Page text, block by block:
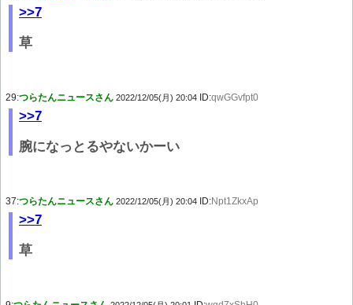
>>7
草
29:つらたんニュースさん 2022/12/05(月) 20:04 ID:qwGGvfpt0
>>7
腕になっとるやないかーい
37:つらたんニュースさん 2022/12/05(月) 20:04 ID:Npt1ZkxAp
>>7
草